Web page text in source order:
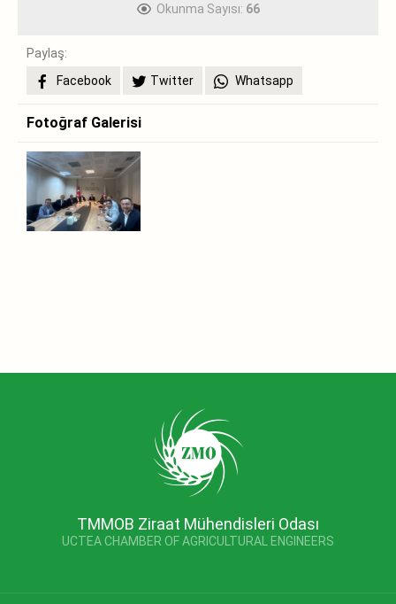
Okunma Sayısı: 66
Paylaş:
Facebook
Twitter Whatsapp
Fotoğraf Galerisi
TMMOB Ziraat Mühendisleri Odası
UCTEA CHAMBER OF AGRICULTURAL ENGINEERS